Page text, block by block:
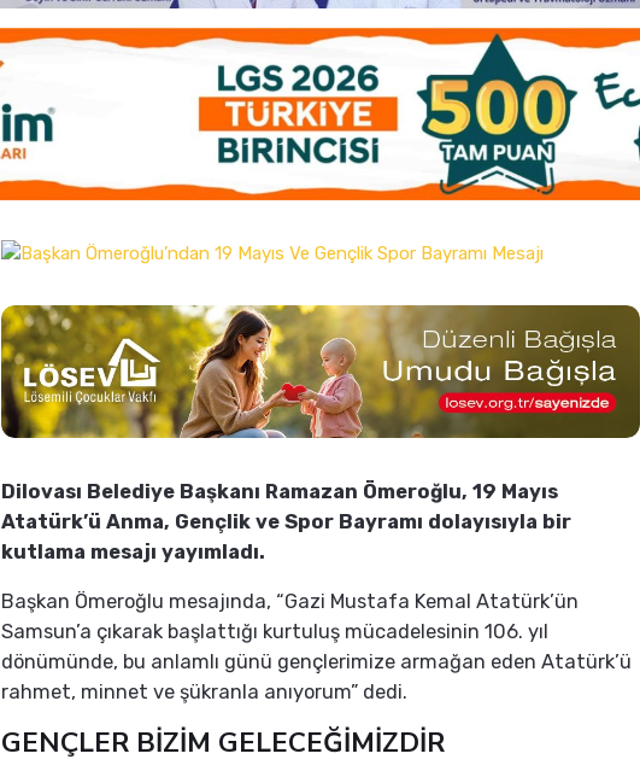
Dilovası Belediye Başkanı Ramazan Ömeroğlu, 19 Mayıs
Atatürk’ü Anma, Gençlik ve Spor Bayramı dolayısıyla bir
kutlama mesajı yayımladı.
Başkan Ömeroğlu mesajında, “Gazi Mustafa Kemal Atatürk’ün
Samsun’a çıkarak başlattığı kurtuluş mücadelesinin 106. yıl
dönümünde, bu anlamlı günü gençlerimize armağan eden Atatürk’ü
rahmet, minnet ve şükranla anıyorum” dedi.
GENÇLER BİZİM GELECEĞİMİZDİR